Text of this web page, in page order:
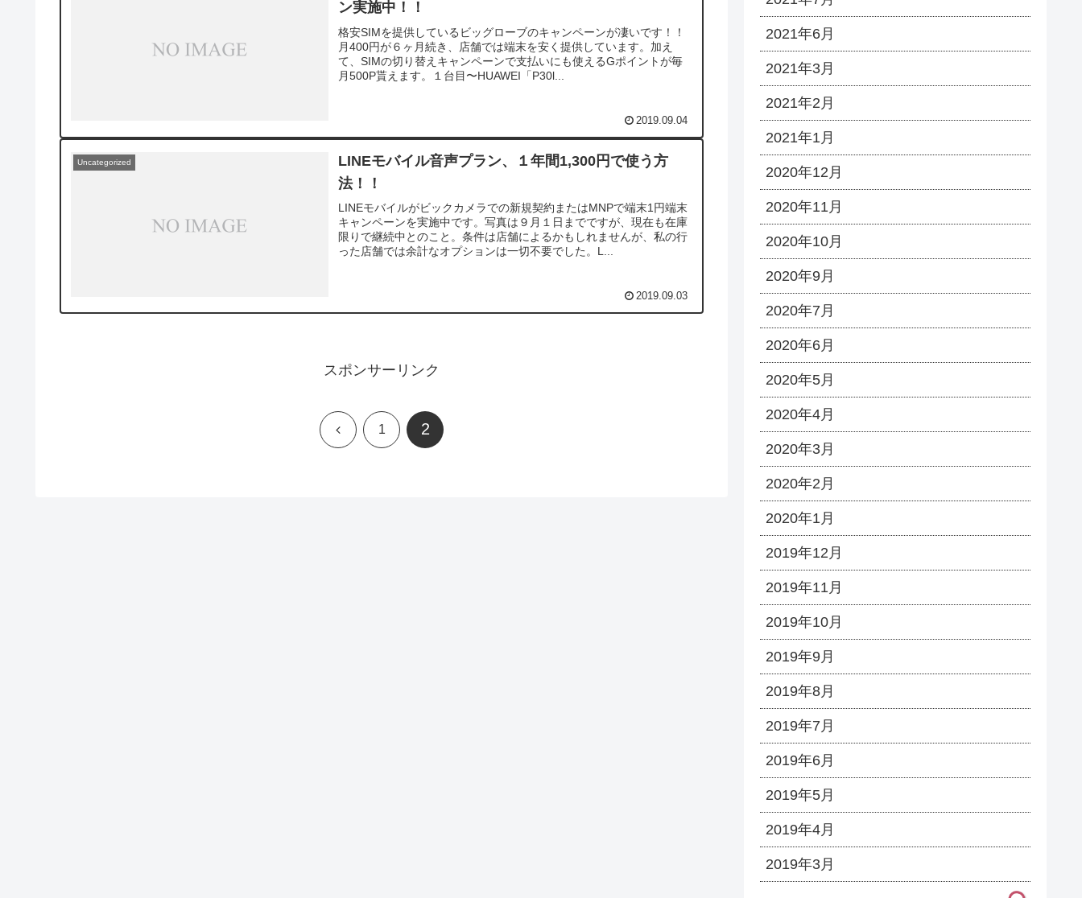
ン実施中！！
格安SIMを提供しているビッグローブのキャンペーンが凄いです！！
月400円が６ヶ月続き、店舗では端末を安く提供しています。加え
て、SIMの切り替えキャンペーンで支払いにも使えるGポイントが毎
月500P貰えます。１台目〜HUAWEI「P30l...
2019.09.04
Uncategorized
LINEモバイル音声プラン、１年間1,300円で使う方
法！！
LINEモバイルがビックカメラでの新規契約またはMNPで端末1円端末
キャンペーンを実施中です。写真は９月１日までですが、現在も在庫
限りで継続中とのこと。条件は店舗によるかもしれませんが、私の行
った店舗では余計なオプションは一切不要でした。L...
2019.09.03
スポンサーリンク
前 1 2
2021年6月
2021年3月
2021年2月
2021年1月
2020年12月
2020年11月
2020年10月
2020年9月
2020年7月
2020年6月
2020年5月
2020年4月
2020年3月
2020年2月
2020年1月
2019年12月
2019年11月
2019年10月
2019年9月
2019年8月
2019年7月
2019年6月
2019年5月
2019年4月
2019年3月